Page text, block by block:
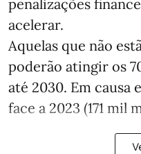
penalizações
acelerar.
Aquelas que não
poderão atingir os
até 2030. Em causa
face a 2023 (171 mil